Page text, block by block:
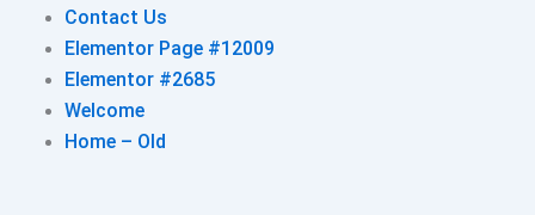
Contact Us
Elementor Page #12009
Elementor #2685
Welcome
Home – Old